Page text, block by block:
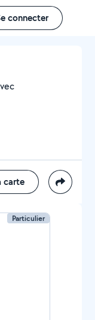
connecter
carte
Particulier